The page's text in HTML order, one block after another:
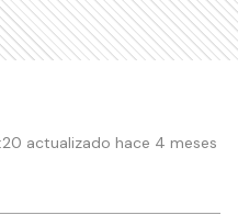
actualizado hace 4 meses